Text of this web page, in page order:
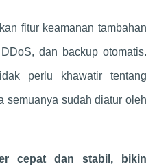
fitur keamanan tambahan
dan backup otomatis.
perlu khawatir tentang
semuanya sudah diatur oleh
cepat dan stabil, bikin